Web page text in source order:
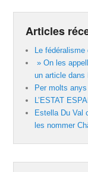
Articles
Le
» On les
un article dans
Per molts
L’ESTAT
Estella Du Val
les nommer